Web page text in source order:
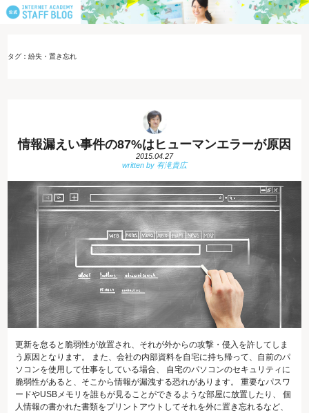
タグ：紛失・置き忘れ
情報漏えい事件の87%はヒューマンエラーが原因
2015.04.27
更新を怠ると脆弱性が放置され、それが外からの攻撃・侵入を許してしま
う原因となります。 また、会社の内部資料を自宅に持ち帰って、自前のパ
ソコンを使用して仕事をしている場合、 自宅のパソコンのセキュリティに
脆弱性があると、そこから情報が漏洩する恐れがあります。 重要なパスワ
ードやUSBメモリを誰もが見ることができるような部屋に放置したり、 個
人情報の書かれた書類をプリントアウトしてそれを外に置き忘れるなど、